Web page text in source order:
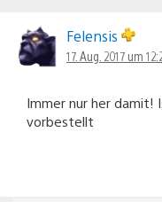
Felensis
17. Aug. 2017 um
Immer nur her damit!
vorbestellt